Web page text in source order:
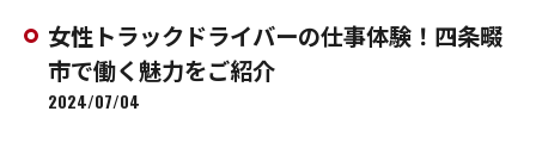
女性トラックドライバーの仕事体験！四条畷
市で働く魅力をご紹介
2024/07/04